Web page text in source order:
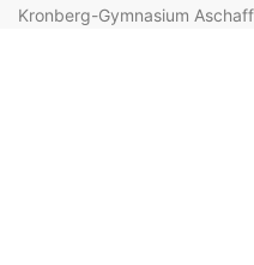
Kronberg-Gymnasium